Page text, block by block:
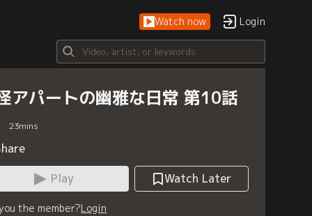
Watch now Login
アパートの幽雅な日常 第10話
23mins
Play
Watch Later
the member?Login